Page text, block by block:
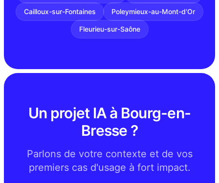
Cailloux-sur-Fontaines Poleymieux-au-Mont-d'Or
Fleurieu-sur-Saône
Un projet IA à Bourg-en-
Bresse ?
Parlons de votre contexte et de vos
premiers cas d'usage à fort impact.